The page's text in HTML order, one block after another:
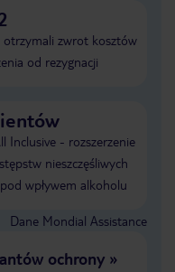
zwrot kosztów
od rezygnacji
Inclusive - rozszerzenie
nieszczęśliwych
wpływem alkoholu
Dane Mondial Assistance
ochrony»